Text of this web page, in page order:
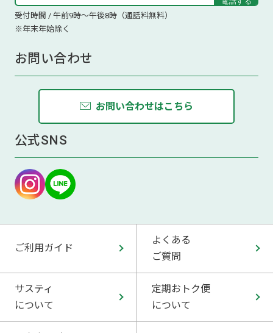
受付時間 / 午前9時～午後8時（通話料無料）
※年末年始除く
お問い合わせ
お問い合わせはこちら
公式SNS
ご利用ガイド
よくある
ご質問
サスティ
について
定期おトク便
について